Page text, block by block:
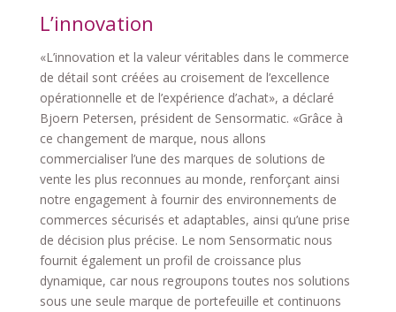
L’innovation
«L’innovation et la valeur véritables dans le commerce
de détail sont créées au croisement de l’excellence
opérationnelle et de l’expérience d’achat», a déclaré
Bjoern Petersen, président de Sensormatic. «Grâce à
ce changement de marque, nous allons
commercialiser l’une des marques de solutions de
vente les plus reconnues au monde, renforçant ainsi
notre engagement à fournir des environnements de
commerces sécurisés et adaptables, ainsi qu’une prise
de décision plus précise. Le nom Sensormatic nous
fournit également un profil de croissance plus
dynamique, car nous regroupons toutes nos solutions
sous une seule marque de portefeuille et continuons